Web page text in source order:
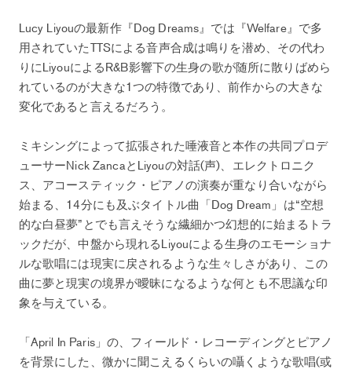
Lucy Liyouの最新作『Dog Dreams』では『Welfare』で多
用されていたTTSによる音声合成は鳴りを潜め、その代わ
りにLiyouによるR&B影響下の生身の歌が随所に散りばめら
れているのが大きな1つの特徴であり、前作からの大きな
変化であると言えるだろう。
ミキシングによって拡張された唾液音と本作の共同プロデ
ューサーNick ZancaとLiyouの対話(声)、エレクトロニク
ス、アコースティック・ピアノの演奏が重なり合いながら
始まる、14分にも及ぶタイトル曲「Dog Dream」は“空想
的な白昼夢”とでも言えそうな繊細かつ幻想的に始まるトラ
ックだが、中盤から現れるLiyouによる生身のエモーショナ
ルな歌唱には現実に戻されるような生々しさがあり、この
曲に夢と現実の境界が曖昧になるような何とも不思議な印
象を与えている。
「April In Paris」の、フィールド・レコーディングとピアノ
を背景にした、微かに聞こえるくらいの囁くような歌唱(或